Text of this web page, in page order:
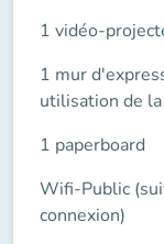
1 vidéo-
1 mur
utilisation de
1 paperboard
Wifi-Public
connexion)